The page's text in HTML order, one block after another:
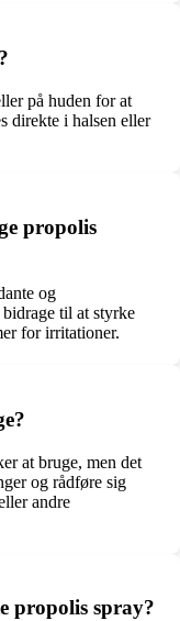
på huden for at
direkte i halsen eller
propolis
og
til at styrke
for irritationer.
at bruge, men det
og rådføre sig
andre
propolis spray?